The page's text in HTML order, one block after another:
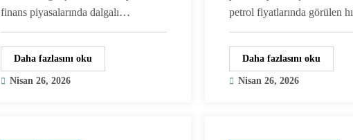
finans piyasalarında dalgalı…
Daha fazlasını oku
Nisan 26, 2026
petrol fiyatlarında görülen
Daha fazlasını oku
Nisan 26, 2026